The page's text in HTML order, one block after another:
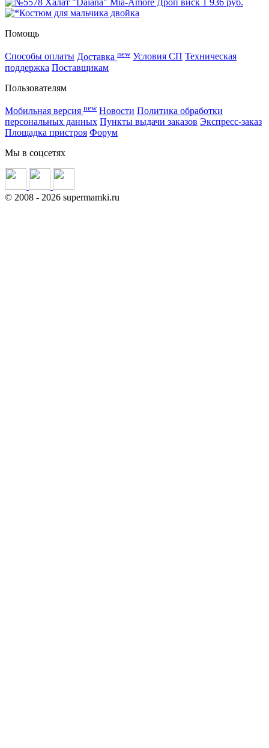
1 936 руб.
Помощь
Способы оплаты Доставка new Условия СП Техническая
поддержка Поставщикам
Пользователям
Мобильная версия new Новости Политика обработки
персональных данных Пункты выдачи заказов Экспресс-заказ
Площадка пристроя Форум
Мы в соцсетях
© 2008 - 2026 supermamki.ru